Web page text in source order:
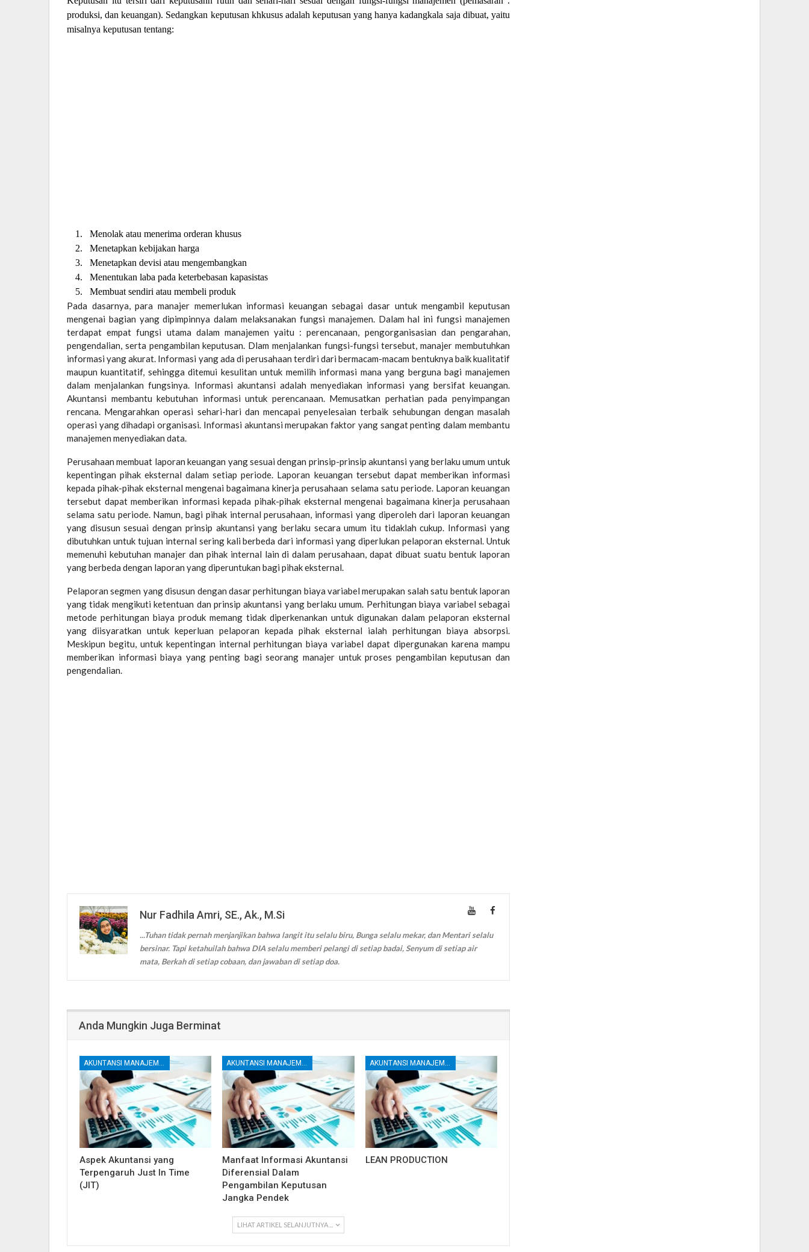
produksi, dan keuangan). Sedangkan keputusan khkusus adalah keputusan yang hanya kadangkala saja dibuat, yaitu
misalnya keputusan tentang:
1. Menolak atau menerima orderan khusus
2. Menetapkan kebijakan harga
3. Menetapkan devisi atau mengembangkan
4. Menentukan laba pada keterbebasan kapasistas
5. Membuat sendiri atau membeli produk
Pada dasarnya, para manajer memerlukan informasi keuangan sebagai dasar untuk mengambil keputusan
mengenai bagian yang dipimpinnya dalam melaksanakan fungsi manajemen. Dalam hal ini fungsi manajemen
terdapat empat fungsi utama dalam manajemen yaitu : perencanaan, pengorganisasian dan pengarahan,
pengendalian, serta pengambilan keputusan. Dlam menjalankan fungsi-fungsi tersebut, manajer membutuhkan
informasi yang akurat. Informasi yang ada di perusahaan terdiri dari bermacam-macam bentuknya baik kualitatif
maupun kuantitatif, sehingga ditemui kesulitan untuk memilih informasi mana yang berguna bagi manajemen
dalam menjalankan fungsinya. Informasi akuntansi adalah menyediakan informasi yang bersifat keuangan.
Akuntansi membantu kebutuhan informasi untuk perencanaan. Memusatkan perhatian pada penyimpangan
rencana. Mengarahkan operasi sehari-hari dan mencapai penyelesaian terbaik sehubungan dengan masalah
operasi yang dihadapi organisasi. Informasi akuntansi merupakan faktor yang sangat penting dalam membantu
manajemen menyediakan data.
Perusahaan membuat laporan keuangan yang sesuai dengan prinsip-prinsip akuntansi yang berlaku umum untuk
kepentingan pihak eksternal dalam setiap periode. Laporan keuangan tersebut dapat memberikan informasi
kepada pihak-pihak eksternal mengenai bagaimana kinerja perusahaan selama satu periode. Laporan keuangan
tersebut dapat memberikan informasi kepada pihak-pihak eksternal mengenai bagaimana kinerja perusahaan
selama satu periode. Namun, bagi pihak internal perusahaan, informasi yang diperoleh dari laporan keuangan
yang disusun sesuai dengan prinsip akuntansi yang berlaku secara umum itu tidaklah cukup. Informasi yang
dibutuhkan untuk tujuan internal sering kali berbeda dari informasi yang diperlukan pelaporan eksternal. Untuk
memenuhi kebutuhan manajer dan pihak internal lain di dalam perusahaan, dapat dibuat suatu bentuk laporan
yang berbeda dengan laporan yang diperuntukan bagi pihak eksternal.
Pelaporan segmen yang disusun dengan dasar perhitungan biaya variabel merupakan salah satu bentuk laporan
yang tidak mengikuti ketentuan dan prinsip akuntansi yang berlaku umum. Perhitungan biaya variabel sebagai
metode perhitungan biaya produk memang tidak diperkenankan untuk digunakan dalam pelaporan eksternal
yang diisyaratkan untuk keperluan pelaporan kepada pihak eksternal ialah perhitungan biaya absorpsi.
Meskipun begitu, untuk kepentingan internal perhitungan biaya variabel dapat dipergunakan karena mampu
memberikan informasi biaya yang penting bagi seorang manajer untuk proses pengambilan keputusan dan
pengendalian.
Nur Fadhila Amri, SE., Ak., M.Si
...Tuhan tidak pernah menjanjikan bahwa langit itu selalu biru, Bunga selalu mekar, dan Mentari selalu
bersinar. Tapi ketahuilah bahwa DIA selalu memberi pelangi di setiap badai, Senyum di setiap air
mata, Berkah di setiap cobaan, dan jawaban di setiap doa.
Anda Mungkin Juga Berminat
AKUNTANSI MANAJEMEN DAN BIAYA
Aspek Akuntansi yang
Terpengaruh Just In Time
(JIT)
AKUNTANSI MANAJEMEN DAN BIAYA
Manfaat Informasi Akuntansi
Diferensial Dalam
Pengambilan Keputusan
Jangka Pendek
AKUNTANSI MANAJEMEN DAN BIAYA
LEAN PRODUCTION
LIHAT ARTIKEL SELANJUTNYA ...